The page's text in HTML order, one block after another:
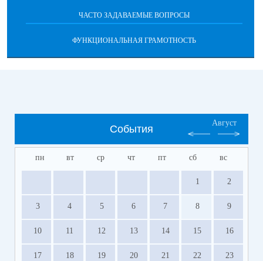
ЧАСТО ЗАДАВАЕМЫЕ ВОПРОСЫ
ФУНКЦИОНАЛЬНАЯ ГРАМОТНОСТЬ
События
Август
пн вт ср чт пт сб вс
1 2
3 4 5 6 7 8 9
10 11 12 13 14 15 16
17 18 19 20 21 22 23